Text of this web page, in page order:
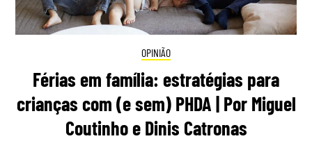
OPINIÃO
Férias em família: estratégias para
crianças com (e sem) PHDA | Por Miguel
Coutinho e Dinis Catronas